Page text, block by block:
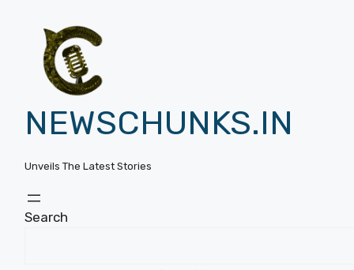
NEWSCHUNKS.IN
Unveils The Latest Stories
Search